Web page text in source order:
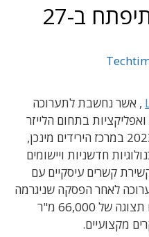
תערוכת LASER World of PHOTONICS תיפתח ב-27
, אשר נחשבת לתערוכה
בתחום הלייזר
והפוטוניקה, תתקיים בימים 27-30 ביוני 2023 במרכז הירידים מינכן,
חדשניות ויישומים
קשרים עיסקיים עם
2022 חודשה התערוכה לאחר הפסקה שניגרמה
עקב מגיפת הקורונה, ונערכה על-פני שטח תצוגה של 66,000 מ"ר